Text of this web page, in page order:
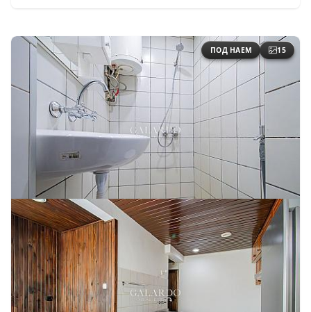
ПОД НАЕМ 15